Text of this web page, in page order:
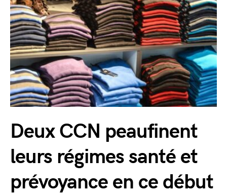
Deux CCN peaufinent
leurs régimes santé et
prévoyance en ce début